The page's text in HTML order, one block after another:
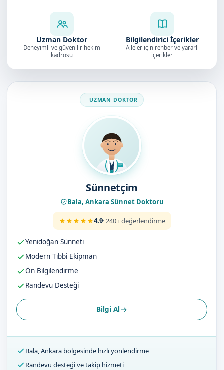
Uzman Doktor
Deneyimli ve güvenilir hekim
kadrosu
Bilgilendirici İçerikler
Aileler için rehber ve yararlı
içerikler
Doktorumuz
Sünnetçim
Bala, Ankara Sünnet Doktoru
4.9· 240+ değerlendirme
Yenidoğan Sünneti
Modern Tıbbi Ekipman
Ön Bilgilendirme
Randevu Desteği
Bilgi Al
Bala, Ankara bölgesinde hızlı yönlendirme
Randevu desteği ve takip hizmeti